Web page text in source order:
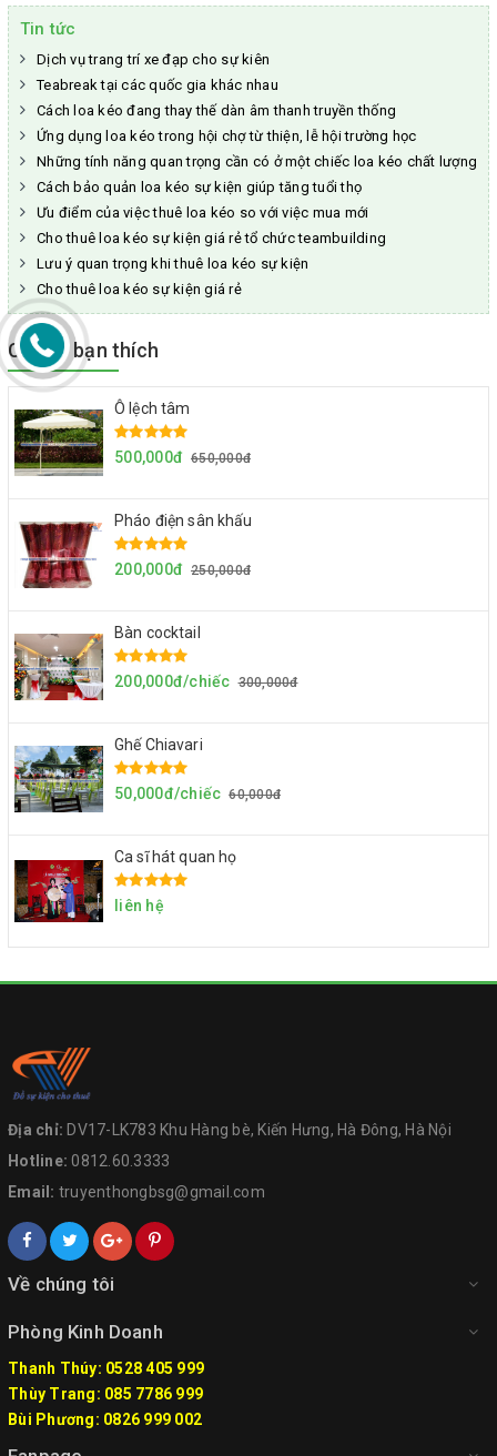
Tin tức
Dịch vụ trang trí xe đạp cho sự kiên
Teabreak tại các quốc gia khác nhau
Cách loa kéo đang thay thế dàn âm thanh truyền thống
Ứng dụng loa kéo trong hội chợ từ thiện, lễ hội trường học
Những tính năng quan trọng cần có ở một chiếc loa kéo chất lượng
Cách bảo quản loa kéo sự kiện giúp tăng tuổi thọ
Ưu điểm của việc thuê loa kéo so với việc mua mới
Cho thuê loa kéo sự kiện giá rẻ tổ chức teambuilding
Lưu ý quan trọng khi thuê loa kéo sự kiện
Cho thuê loa kéo sự kiện giá rẻ
Có thể bạn thích
Ô lệch tâm
500,000đ 650,000đ
Pháo điện sân khấu
200,000đ 250,000đ
Bàn cocktail
200,000đ/chiếc 300,000đ
Ghế Chiavari
50,000đ/chiếc 60,000đ
Ca sĩ hát quan họ
liên hệ
Địa chỉ: DV17-LK783 Khu Hàng bè, Kiến Hưng, Hà Đông, Hà Nội
Hotline:0812.60.3333
Email: truyenthongbsg@gmail.com
Về chúng tôi
Phòng Kinh Doanh
Thanh Thúy: 0528 405 999
Thùy Trang: 085 7786 999
Bùi Phương: 0826 999 002